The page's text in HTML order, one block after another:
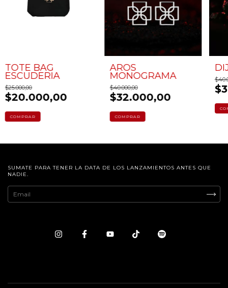
TOTE BAG
ESCUDERIA
$25.000,00
$20.000,00
AROS
MONOGRAMA
$40.000,00
$32.000,00
SUMATE PARA TENER LA DATA DE LOS LANZAMIENTOS ANTES QUE
NADIE.